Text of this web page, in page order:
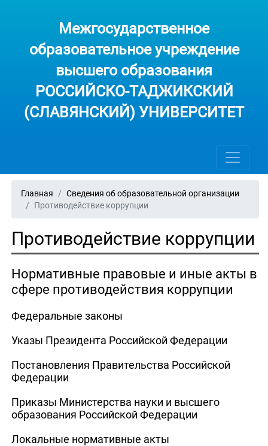
Межгосударственное
образовательное учреждение
высшего образования
РОССИЙСКО-ТАДЖИКСКИЙ
(СЛАВЯНСКИЙ) УНИВЕРСИТЕТ
Главная
Сведения об образовательной организации
Противодействие коррупции
Противодействие коррупции
Нормативные правовые и иные акты в
сфере противодействия коррупции
Федеральные законы
Указы Президента Российской Федерации
Постановления Правительства Российской
Федерации
Приказы Министерства науки и высшего
образования Российской Федерации
Локальные нормативные акты